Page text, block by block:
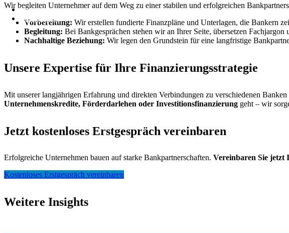
Support
Testimonials
Wir begleiten Unternehmer auf dem Weg zu einer stabilen und erfolgreichen
Vorbereitung: Wir erstellen fundierte Finanzpläne und Unterlagen, die Bankern
Begleitung: Bei Bankgesprächen stehen wir an Ihrer Seite, übersetzen
Nachhaltige Beziehung: Wir legen den Grundstein für eine langfristige
Unsere Expertise für Ihre Finanzierungsstrategie
Mit unserer langjährigen Erfahrung und direkten Verbindungen zu verschiedenen
Unternehmenskredite, Förderdarlehen oder Investitionsfinanzierung geht – wir
Jetzt kostenloses Erstgespräch vereinbaren
Erfolgreiche Unternehmen bauen auf starke Bankpartnerschaften. Vereinbaren Sie jetzt
Kostenloses Erstgespräch vereinbaren
Weitere Insights